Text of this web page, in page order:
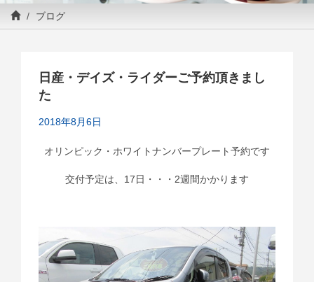
ブログ
日産・デイズ・ライダーご予約頂きまし
た
2018年8月6日
オリンピック・ホワイトナンバープレート予約です
交付予定は、17日・・・2週間かかります